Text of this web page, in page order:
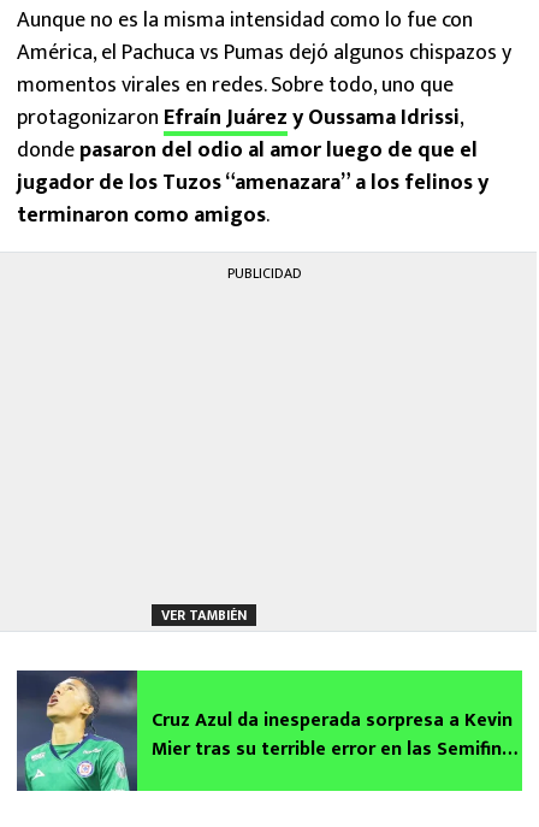
Aunque no es la misma intensidad como lo fue con
América, el Pachuca vs Pumas dejó algunos chispazos y
momentos virales en redes. Sobre todo, uno que
protagonizaron Efraín Juárezy Oussama Idrissi,
dondepasaron del odio al amor luego de que el
jugador de los Tuzos “amenazara” a los felinos y
terminaron como amigos.
PUBLICIDAD
VER TAMBIÉN
Cruz Azul da inesperada sorpresa a Kevin
Mier tras su terrible error en las Semifinal